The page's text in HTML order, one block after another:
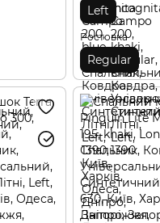
Left
Ростовка
Regular